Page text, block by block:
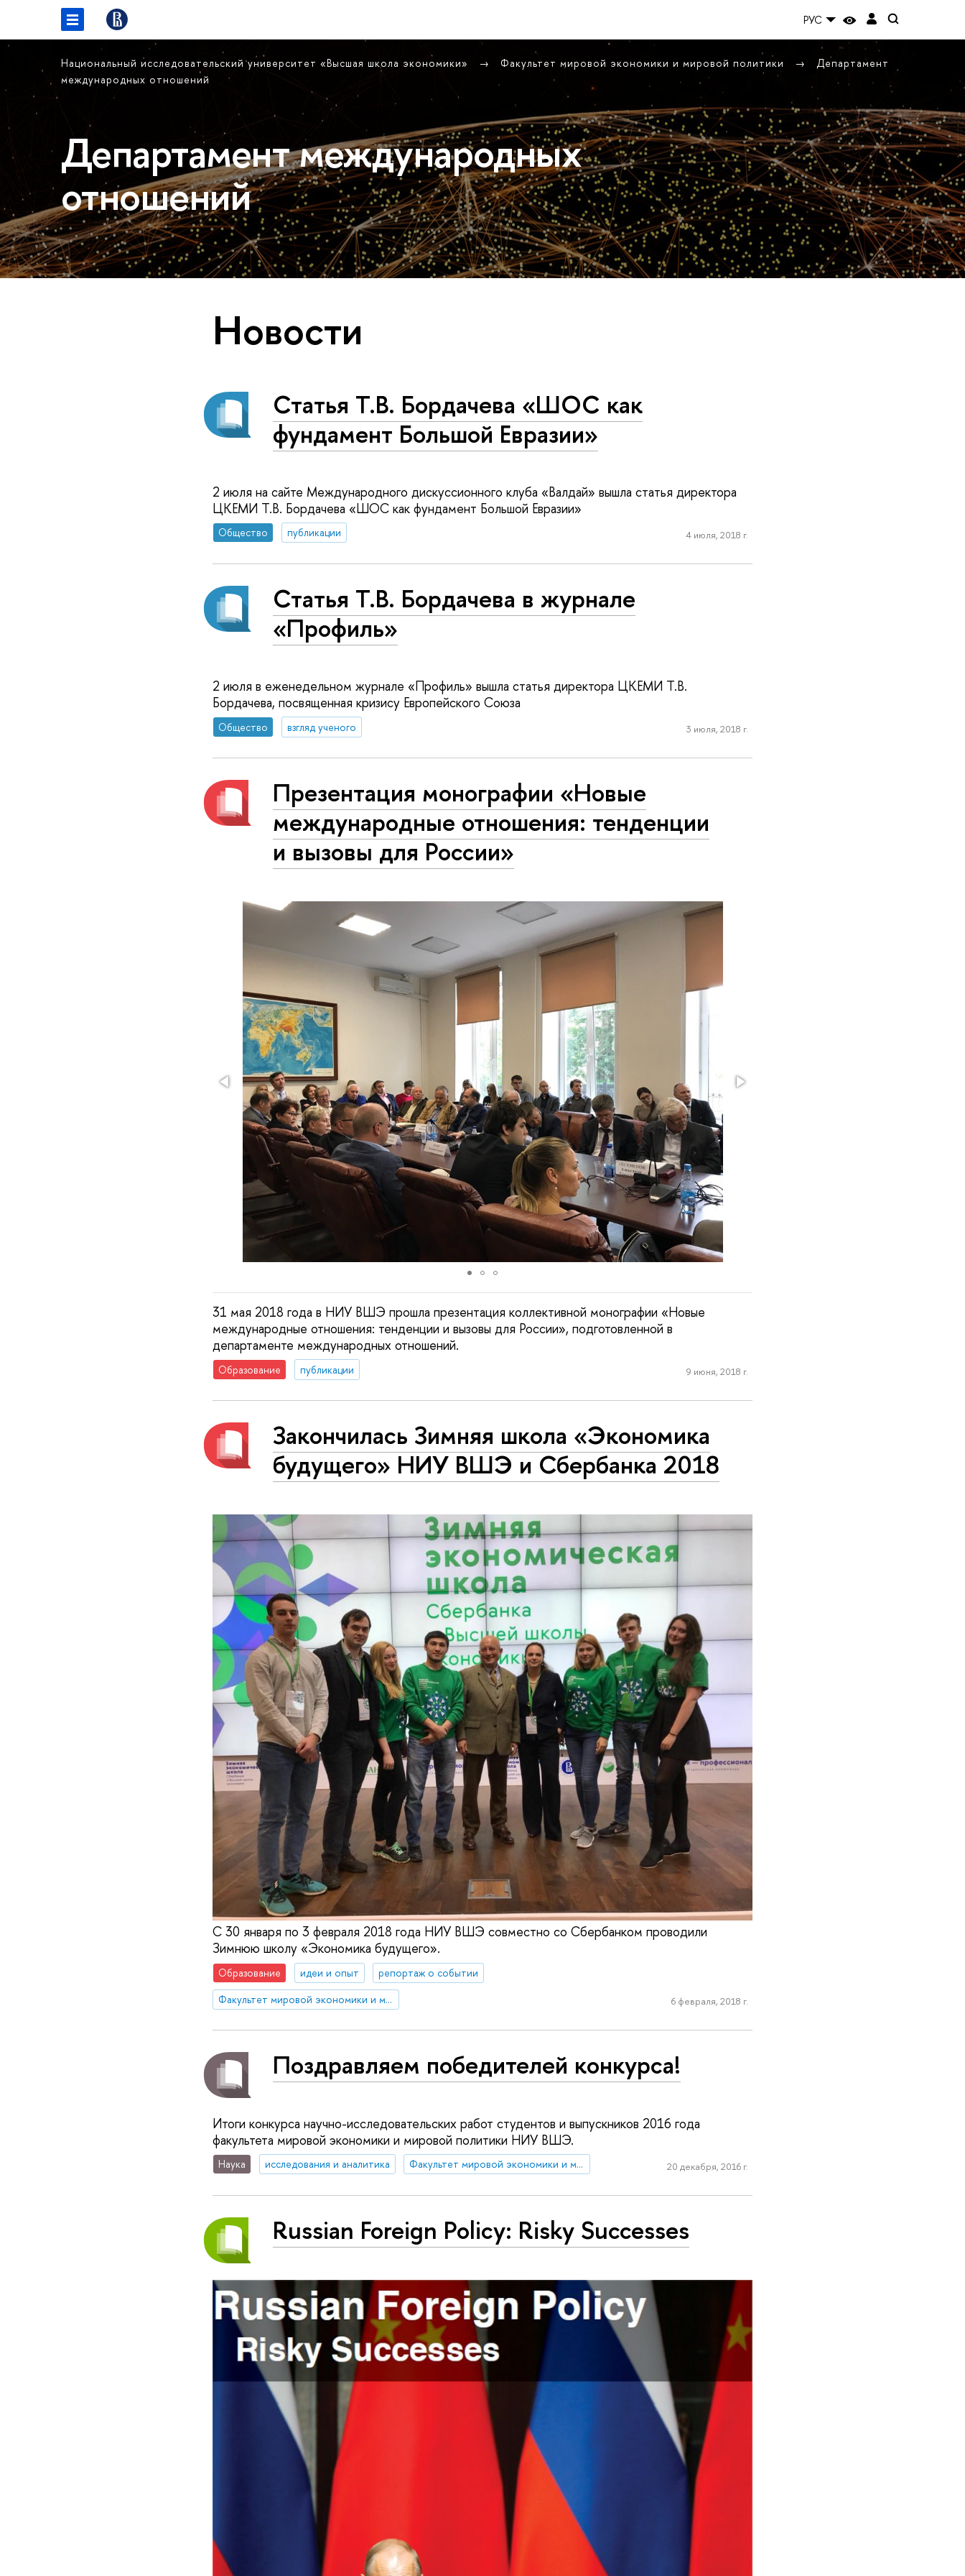
РУС
Национальный исследовательский университет «Высшая школа экономики» Факультет мировой экономики и мировой политики
Департамент
международных отношений
Департамент международных
отношений
Новости
Статья Т.В. Бордачева «ШОС как
фундамент Большой Евразии»
2 июля на сайте Международного дискуссионного клуба «Валдай» вышла статья директора
ЦКЕМИ Т.В. Бордачева «ШОС как фундамент Большой Евразии»
Общество публикации 4 июля, 2018 г.
Статья Т.В. Бордачева в журнале
«Профиль»
2 июля в еженедельном журнале «Профиль» вышла статья директора ЦКЕМИ Т.В.
Бордачева, посвященная кризису Европейского Союза
Общество взгляд ученого 3 июля, 2018 г.
Презентация монографии «Новые
международные отношения: тенденции
и вызовы для России»
31 мая 2018 года в НИУ ВШЭ прошла презентация коллективной монографии «Новые
международные отношения: тенденции и вызовы для России», подготовленной в
департаменте международных отношений.
Образование публикации 9 июня, 2018 г.
Закончилась Зимняя школа «Экономика
будущего» НИУ ВШЭ и Сбербанка 2018
С 30 января по 3 февраля 2018 года НИУ ВШЭ совместно со Сбербанком проводили
Зимнюю школу «Экономика будущего».
Образование идеи и опыт
репортаж о событии
Факультет мировой экономики и мировой политики
6 февраля, 2018 г.
Поздравляем победителей конкурса!
Итоги конкурса научно-исследовательских работ студентов и выпускников 2016 года
факультета мировой экономики и мировой политики НИУ ВШЭ.
Наука исследования и аналитика Факультет мировой экономики и мировой политики 20 декабря, 2016 г.
Russian Foreign Policy: Risky Successes